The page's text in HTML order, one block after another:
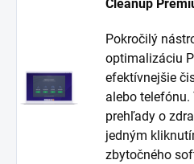
Cleanup
Pokročilý
optimalizáciu
efektívnejšie
alebo telefónu.
prehľady o
jedným
zbytočného